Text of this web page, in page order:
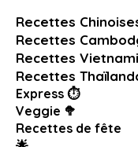
Recettes
Recettes
Recettes
Recettes
Express ⏱️
Veggie 🥦
Recettes de fête